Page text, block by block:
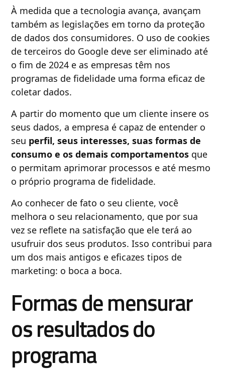
À medida que a tecnologia avança, avançam
também as legislações em torno da proteção
de dados dos consumidores. O uso de cookies
de terceiros do Google deve ser eliminado até
o fim de 2024 e as empresas têm nos
programas de fidelidade uma forma eficaz de
coletar dados.
A partir do momento que um cliente insere os
seus dados, a empresa é capaz de entender o
seu perfil, seus interesses, suas formas de
consumo e os demais comportamentos que
o permitam aprimorar processos e até mesmo
o próprio programa de fidelidade.
Ao conhecer de fato o seu cliente, você
melhora o seu relacionamento, que por sua
vez se reflete na satisfação que ele terá ao
usufruir dos seus produtos. Isso contribui para
um dos mais antigos e eficazes tipos de
marketing: o boca a boca.
Formas de mensurar
os resultados do
programa